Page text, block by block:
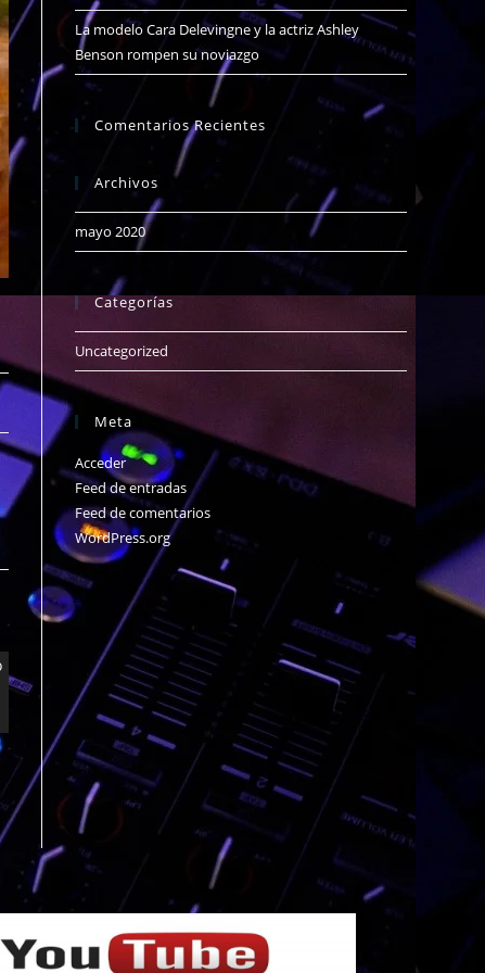
La modelo Cara Delevingne y la actriz Ashley
Benson rompen su noviazgo
Comentarios Recientes
Archivos
mayo 2020
Categorías
Uncategorized
Meta
Acceder
Feed de entradas
Feed de comentarios
WordPress.org